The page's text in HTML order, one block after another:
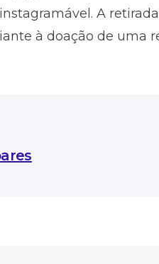
A
à doação de uma